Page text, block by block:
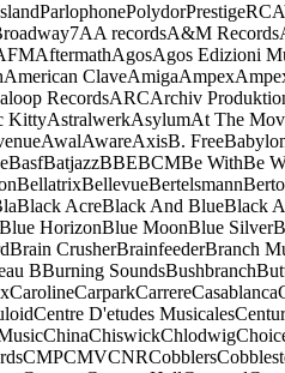
ParlophonePolydorPrestigeRCA
7AA recordsA&M Records
AftermathAgosAgos Edizioni
American ClaveAmigaAmpex
RecordsARCArchiv
KittyAstralwerkAsylumAt The
AwalAwareAxisB. Free
BasfBatjazzBBEBCMBe WithBe
BellatrixBellevueBertelsmann
Black AcreBlack And BlueBlack
Blue HorizonBlue MoonBlue Silver
Brain CrusherBrainfeederBranch
BBurning SoundsBushbranch
CarolineCarparkCarrereCasablanca
Centre D'etudes Musicales
ChinaChiswickChlodwig
CMPCMVCNRCobblers